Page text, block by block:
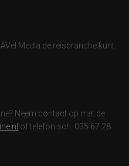
Media de reisbranche kunt
Neem contact op met de
of telefonisch: 035 67 28